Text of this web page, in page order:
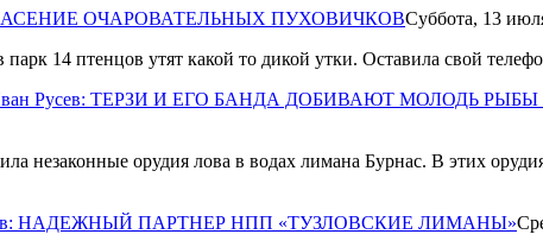
ОЧАРОВАТЕЛЬНЫХ ПУХОВИЧКОВСуббота, 13
14 птенцов утят какой то дикой утки. Оставила свой
Русев: ТЕРЗИ И ЕГО БАНДА ДОБИВАЮТ МОЛОДЬ
незаконные орудия лова в водах лимана Бурнас. В этих
НАДЕЖНЫЙ ПАРТНЕР НПП «ТУЗЛОВСКИЕ ЛИМАНЫ»